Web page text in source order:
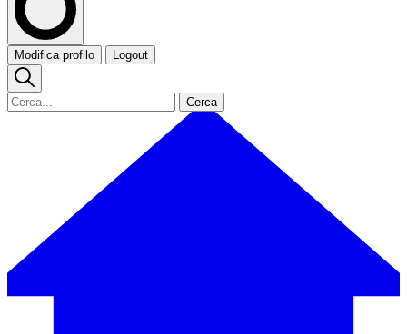
Modifica profilo Logout
Cerca